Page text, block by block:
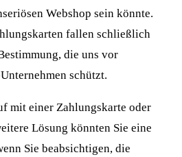
Webshop sein könnte.
fallen schließlich
die uns vor
schützt.
mit einer Zahlungskarte oder
Lösung könnten Sie eine
Sie beabsichtigen, die